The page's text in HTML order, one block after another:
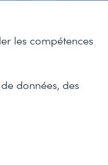
les compétences
données, des